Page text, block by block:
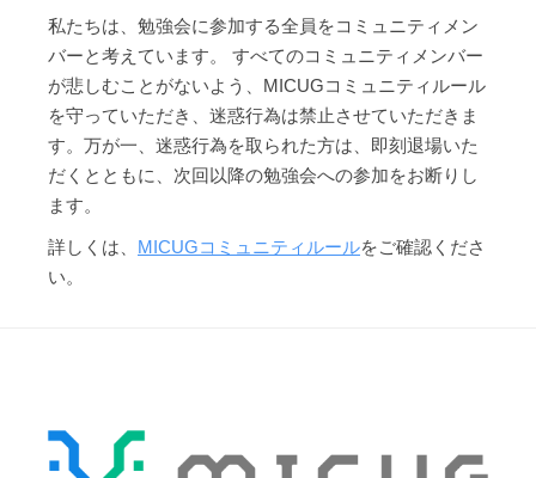
私たちは、勉強会に参加する全員をコミュニティメン
バーと考えています。 すべてのコミュニティメンバー
が悲しむことがないよう、MICUGコミュニティルール
を守っていただき、迷惑行為は禁止させていただきま
す。万が一、迷惑行為を取られた方は、即刻退場いた
だくとともに、次回以降の勉強会への参加をお断りし
ます。
詳しくは、 MICUGコミュニティルールをご確認くださ
い。